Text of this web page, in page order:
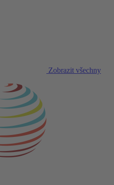
Zobrazit všechny